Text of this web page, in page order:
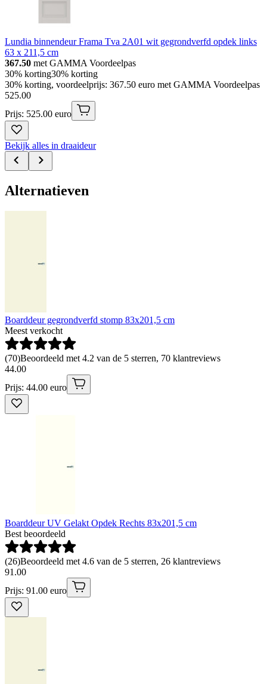
Lundia binnendeur Frama Tva 2A01 wit gegrondverfd opdek links
63 x 211,5 cm
367.50 met GAMMA Voordeelpas
30% korting30% korting
30% korting, voordeelprijs: 367.50 euro met GAMMA Voordeelpas
525.00
Prijs: 525.00 euro
Bekijk alles in draaideur
Alternatieven
Boarddeur gegrondverfd stomp 83x201,5 cm
Meest verkocht
(70)Beoordeeld met 4.2 van de 5 sterren, 70 klantreviews
44.00
Prijs: 44.00 euro
Boarddeur UV Gelakt Opdek Rechts 83x201,5 cm
Best beoordeeld
(26)Beoordeeld met 4.6 van de 5 sterren, 26 klantreviews
91 .00
Prijs: 91.00 euro